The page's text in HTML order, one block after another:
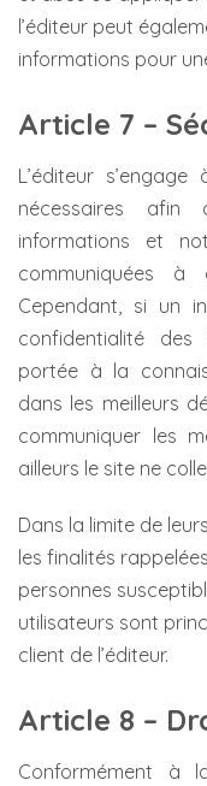
l’éditeur peut
informations pour
Article 7 –
L’éditeur
nécessaires
informations et
communiquées à
Cependant, si un
confidentialité
portée à la
dans les meilleurs
communiquer les
ailleurs le site ne
Dans la limite de
les finalités
personnes
utilisateurs sont
client de l’éditeur.
Article 8 –
Conformément à